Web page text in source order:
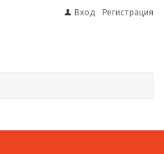
Вход Регистрация